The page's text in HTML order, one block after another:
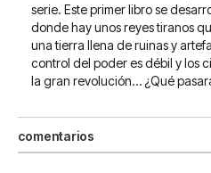
serie. Este primer libro se
donde hay unos reyes tiranos
una tierra llena de ruinas y
control del poder es débil y los
la gran revolución… ¿Qué
comentarios